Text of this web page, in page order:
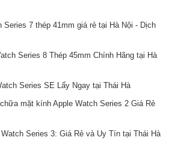
Series 7 thép 41mm giá rẻ tại Hà Nội - Dịch
Series 8 Thép 45mm Chính Hãng tại Hà
Series SE Lấy Ngay tại Thái Hà
mặt kính Apple Watch Series 2 Giá Rẻ
Series 3: Giá Rẻ và Uy Tín tại Thái Hà